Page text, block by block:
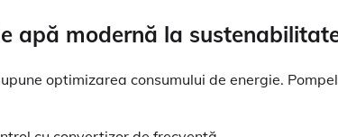
apă modernă la
optimizarea consumului de energie.